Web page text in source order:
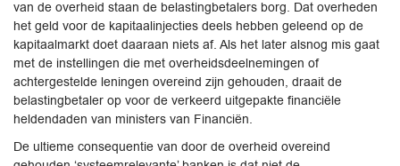
van de overheid staan de belastingbetalers borg. Dat overheden
het geld voor de kapitaalinjecties deels hebben geleend op de
kapitaalmarkt doet daaraan niets af. Als het later alsnog mis gaat
met de instellingen die met overheidsdeelnemingen of
achtergestelde leningen overeind zijn gehouden, draait de
belastingbetaler op voor de verkeerd uitgepakte financiële
heldendaden van ministers van Financiën.
De ultieme consequentie van door de overheid overeind